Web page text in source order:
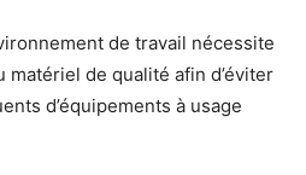
de travail nécessite
matériel de qualité afin d’éviter
d’équipements à usage